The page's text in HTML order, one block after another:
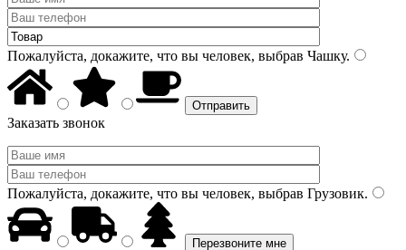
Пожалуйста, докажите, что вы человек, выбрав Чашку.
Заказать звонок
Пожалуйста, докажите, что вы человек, выбрав Грузовик.